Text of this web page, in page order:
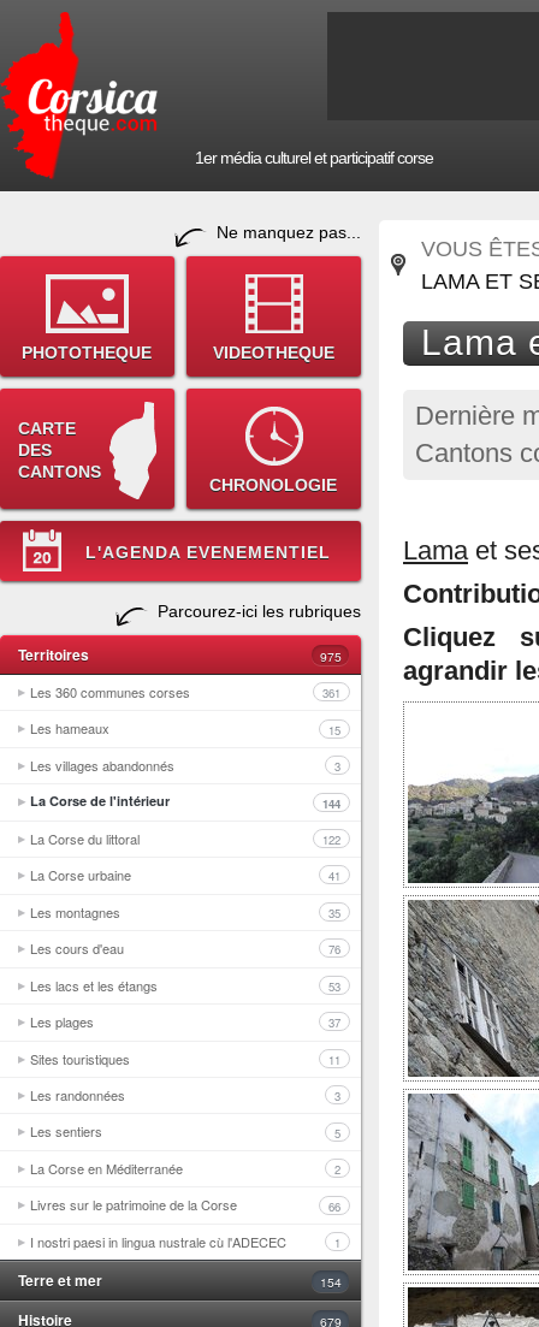
1er média culturel et participatif corse
Ne manquez pas...
PHOTOTHEQUE VIDEOTHEQUE
CARTE
DES
CANTONS
CHRONOLOGIE
L'AGENDA EVENEMENTIEL
Parcourez-ici les rubriques
Territoires 975
Les 360 communes corses 361
Les hameaux 15
Les villages abandonnés 3
La Corse de l'intérieur 144
La Corse du littoral 122
La Corse urbaine 41
Les montagnes 35
Les cours d'eau 76
Les lacs et les étangs 53
Les plages 37
Sites touristiques 11
Les randonnées 3
Les sentiers 5
La Corse en Méditerranée 2
Livres sur le patrimoine de la Corse 66
I nostri paesi in lingua nustrale cù l'ADECEC 1
Terre et mer 154
Histoire 679
VOUS
LAMA ET
Lama
Dernière
Cantons
Lamaet
Cliquez
agrandir